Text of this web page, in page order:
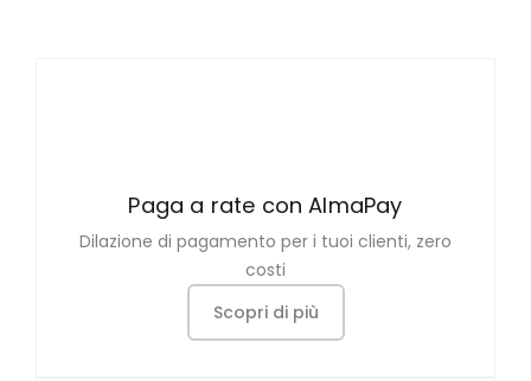
Paga a rate con AlmaPay
Dilazione di pagamento per i tuoi clienti, zero
costi
Scopri di più